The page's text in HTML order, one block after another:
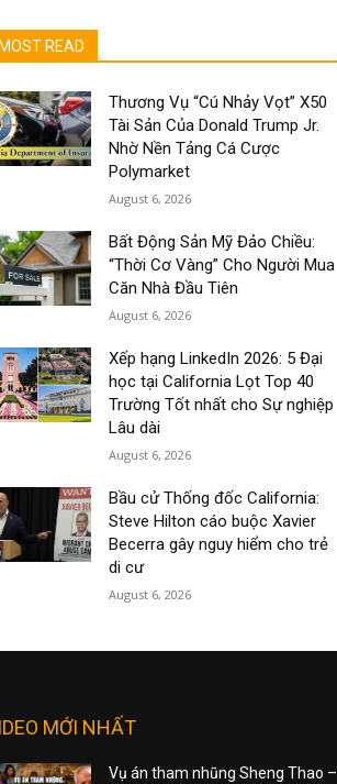
MOST READ
Thương Vụ “Cú Nhảy Vọt” X50
Tài Sản Của Donald Trump Jr.
Nhờ Nền Tảng Cá Cược
Polymarket
August 6, 2026
Bất Động Sản Mỹ Đảo Chiều:
“Thời Cơ Vàng” Cho Người Mua
Căn Nhà Đầu Tiên
August 6, 2026
Xếp hạng LinkedIn 2026: 5 Đại
học tại California Lọt Top 40
Trường Tốt nhất cho Sự nghiệp
Lâu dài
August 6, 2026
Bầu cử Thống đốc California:
Steve Hilton cáo buộc Xavier
Becerra gây nguy hiểm cho trẻ
di cư
August 6, 2026
MỚI NHẤT
Vụ án tham nhũng Sheng Thao –